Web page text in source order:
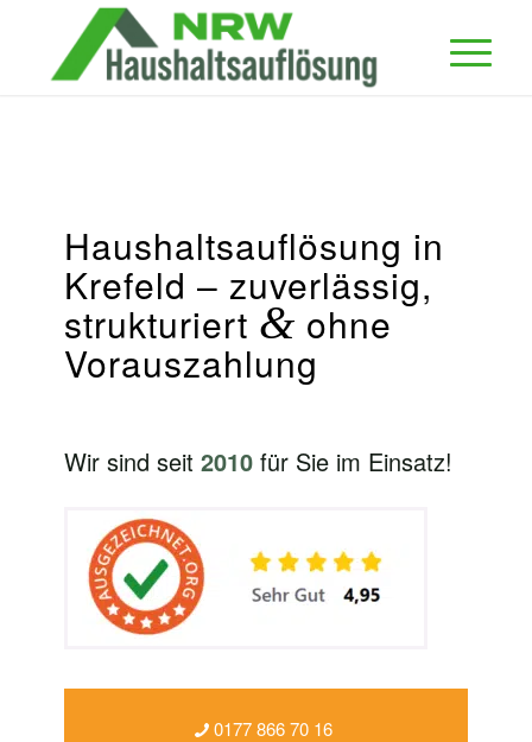
Haushaltsauflösung in
Krefeld – zuverlässig,
strukturiert & ohne
Vorauszahlung
Wir sind seit 2010 für Sie im Einsatz!
0177 866 70 16